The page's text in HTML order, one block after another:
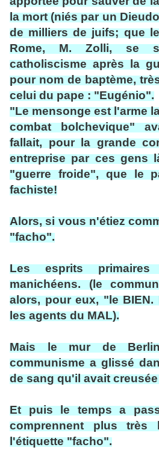
la mort (niés par un
de milliers de juifs; que
Rome, M. Zolli, se
catholiscisme après la
pour nom de baptème,
celui du pape : "Eugénio".
"Le mensonge est l'arme
combat bolchevique"
fallait, pour la grande
entreprise par ces gens
"guerre froide", que le
fachiste!
Alors, si vous n'étiez
"facho".
Les esprits
manichéens. (le
alors, pour eux, "le BIEN.
les agents du MAL).
Mais le mur de
communisme a glissé
de sang qu'il avait
Et puis le temps a
comprennent plus très
l'étiquette "facho".